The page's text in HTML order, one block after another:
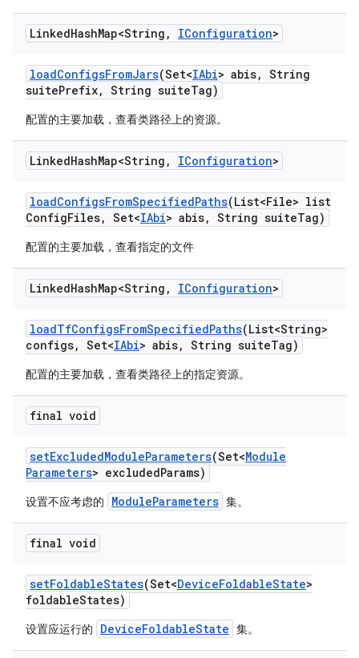
LinkedHashMap<String , IConfiguration>
loadConfigsFromJars(Set<IAbi> abis, String
suitePrefix, String suiteTag)
配置的主要加载，查看类路径上的资源。
LinkedHashMap<String , IConfiguration>
loadConfigsFromSpecifiedPaths(List<File> list
ConfigFiles, Set<IAbi> abis, String suiteTag)
配置的主要加载，查看指定的文件
LinkedHashMap<String , IConfiguration>
loadTfConfigsFromSpecifiedPaths(List<String>
configs, Set<IAbi> abis, String suiteTag)
配置的主要加载，查看类路径上的指定资源。
final void
setExcludedModuleParameters(Set<Module
Parameters> excludedParams)
设置不应考虑的 ModuleParameters 集。
final void
setFoldableStates(Set<DeviceFoldableState>
foldableStates)
设置应运行的 DeviceFoldableState 集。